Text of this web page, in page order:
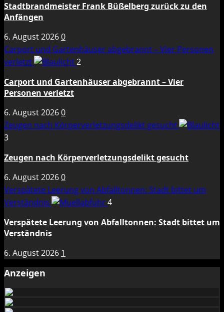
Stadtbrandmeister Frank Büßelberg zurück zu den
Anfängen
6. August 20260
Carport und Gartenhäuser abgebrannt – Vier Personen
verletzt
2
Carport und Gartenhäuser abgebrannt – Vier
Personen verletzt
6. August 20260
Zeugen nach Körperverletzungsdelikt gesucht
3
Zeugen nach Körperverletzungsdelikt gesucht
6. August 20260
Verspätete Leerung von Abfalltonnen: Stadt bittet um
Verständnis
4
Verspätete Leerung von Abfalltonnen: Stadt bittet um
Verständnis
6. August 2026 1
Anzeigen